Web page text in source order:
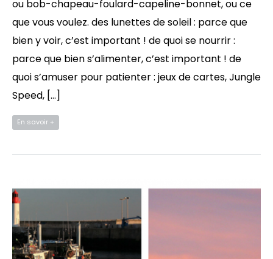
ou bob-chapeau-foulard-capeline-bonnet, ou ce
que vous voulez. des lunettes de soleil : parce que
bien y voir, c’est important ! de quoi se nourrir :
parce que bien s’alimenter, c’est important ! de
quoi s’amuser pour patienter : jeux de cartes, Jungle
Speed, […]
En savoir +